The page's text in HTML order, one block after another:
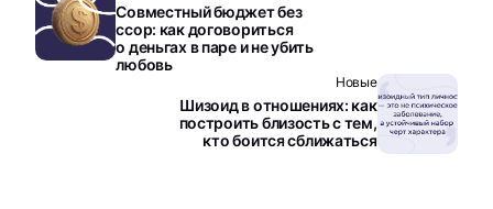
Совместный бюджет без
ссор: как договориться
о деньгах в паре и не убить
любовь
Новые
Шизоид в отношениях: как
построить близость с тем,
кто боится сближаться